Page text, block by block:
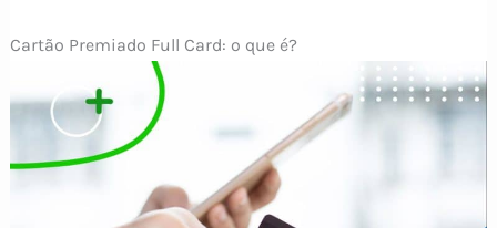
Cartão Premiado Full Card: o que é?